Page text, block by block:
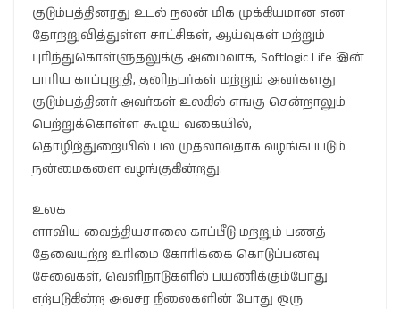
குடும்பத்தினரது உடல் நலன் மிக முக்கியமான என
தோற்றுவித்துள்ள சாட்சிகள், ஆய்வுகள் மற்றும்
புரிந்துகொள்ளுதலுக்கு அமைவாக, Softlogic Life இன்
பாரிய காப்புறுதி, தனிநபர்கள் மற்றும் அவர்களது
குடும்பத்தினர் அவர்கள் உலகில் எங்கு சென்றாலும்
பெற்றுக்கொள்ள கூடிய வகையில்,
தொழிற்துறையில் பல முதலாவதாக வழங்கப்படும்
நன்மைகளை வழங்குகின்றது.
உலக
ளாவிய வைத்தியசாலை காப்பீடு மற்றும் பணத்
தேவையற்ற உரிமை கோரிக்கை கொடுப்பனவு
சேவைகள், வெளிநாடுகளில் பயணிக்கும்போது
எற்படுகின்ற அவசர நிலைகளின் போது ஒரு